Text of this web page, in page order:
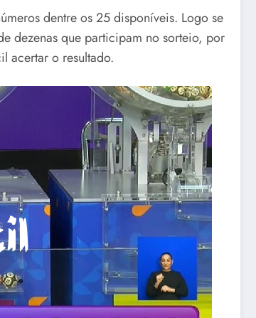
dentre os 25 disponíveis. Logo se
dezenas que participam no sorteio, por
acertar o resultado.